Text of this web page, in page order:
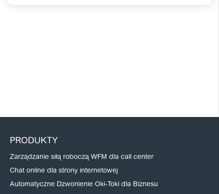
PRODUKTY
Zarządzanie siłą roboczą WFM dla call center
Chat online dla strony internetowej
Automatyczne Dzwonienie Oki-Toki dla Biznesu